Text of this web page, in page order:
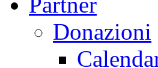
Donazioni